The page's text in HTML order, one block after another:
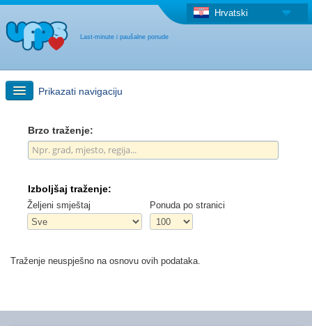
Last-minute i paušalne ponude
Hrvatski
Prikazati navigaciju
Brzo traženje
"Last Minute"ponuda + Paušalna ponuda
Brzo traženje:
Izboljšaj traženje:
Željeni smještaj Ponuda po stranici
Traženje neuspješno na osnovu ovih podataka.